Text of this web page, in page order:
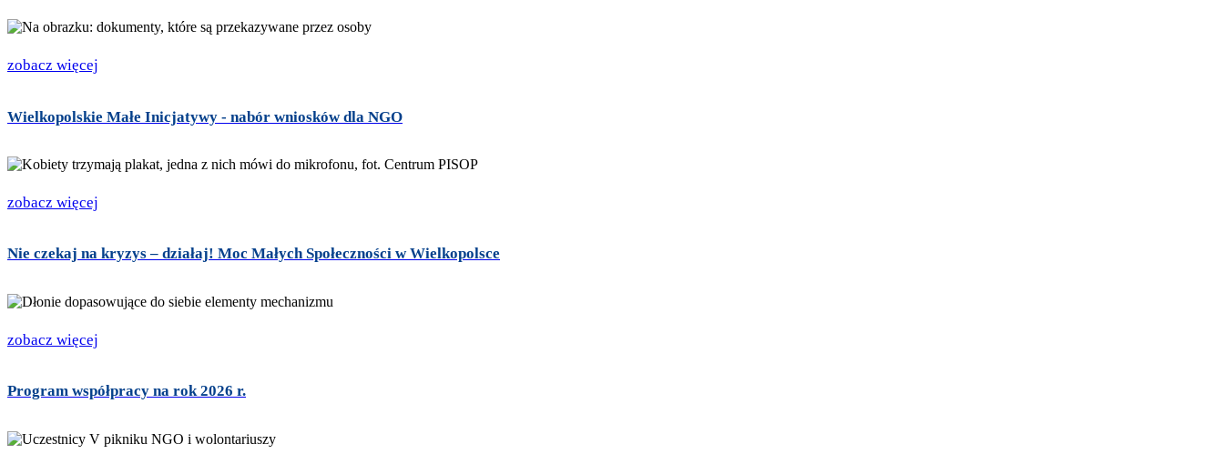
zobacz więcej
Wielkopolskie Małe Inicjatywy - nabór wniosków dla NGO
zobacz więcej
Nie czekaj na kryzys – działaj! Moc Małych Społeczności w Wielkopolsce
zobacz więcej
Program współpracy na rok 2026 r.